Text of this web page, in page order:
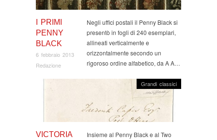
I PRIMI
PENNY
BLACK
6 febbraio 2013
Redazione
Negli uffici postali il Penny Black si
presentò in fogli di 240 esemplari,
allineati verticalmente e
orizzontalmente secondo un
rigoroso ordine alfabetico, da A A…
VICTORIA
Grandi classici
Insieme al Penny Black e al Two